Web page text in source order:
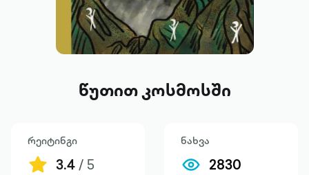
წუთით კოსმოსში
რეიტინგი
3.4/ 5
ნახვა
2830